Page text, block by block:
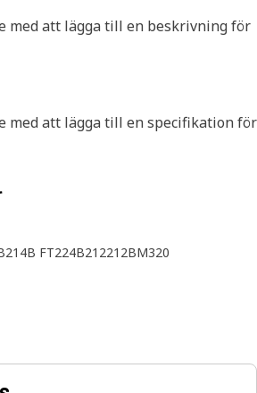
med att lägga till en beskrivning för
med att lägga till en specifikation för
214B FT224B212212BM320